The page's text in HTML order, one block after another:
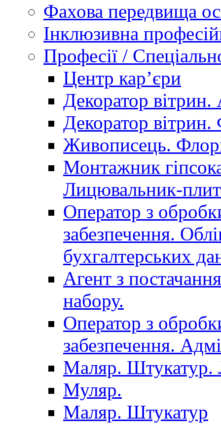
Фахова передвища
Інклюзивна
Професії /
Центр кар’єри
Декоратор вітрин.
Декоратор вітрин.
Живописець.
Монтажник
Лицювальник-
Оператор з
забезпечення.
бухгалтерських
Агент з
набору.
Оператор з
забезпечення.
Маляр. Штукатур.
Муляр.
Маляр. Штукатур